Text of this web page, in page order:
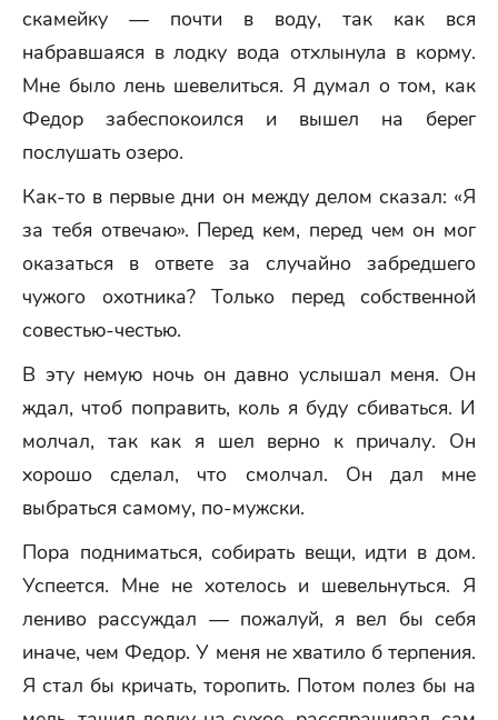
скамейку — почти в воду, так как вся
набравшаяся в лодку вода отхлынула в корму.
Мне было лень шевелиться. Я думал о том, как
Федор забеспокоился и вышел на берег
послушать озеро.
Как-то в первые дни он между делом сказал: «Я
за тебя отвечаю». Перед кем, перед чем он мог
оказаться в ответе за случайно забредшего
чужого охотника? Только перед собственной
совестью-честью.
В эту немую ночь он давно услышал меня. Он
ждал, чтоб поправить, коль я буду сбиваться. И
молчал, так как я шел верно к причалу. Он
хорошо сделал, что смолчал. Он дал мне
выбраться самому, по-мужски.
Пора подниматься, собирать вещи, идти в дом.
Успеется. Мне не хотелось и шевельнуться. Я
лениво рассуждал — пожалуй, я вел бы себя
иначе, чем Федор. У меня не хватило б терпения.
Я стал бы кричать, торопить. Потом полез бы на